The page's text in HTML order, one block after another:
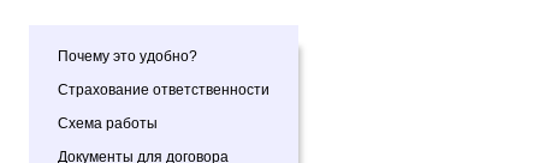
Почему это удобно?
Страхование ответственности
Схема работы
Документы для договора